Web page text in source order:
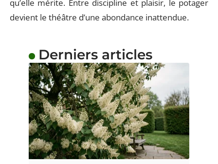
qu’elle mérite. Entre discipline et plaisir, le potager
devient le théâtre d’une abondance inattendue.
Derniers articles